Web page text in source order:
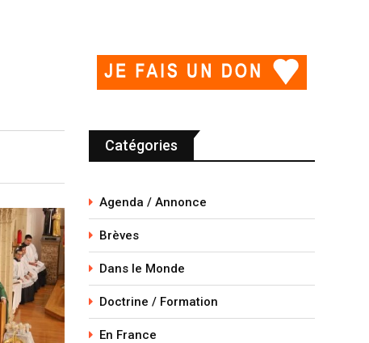
Catégories
Agenda / Annonce
Brèves
Dans le Monde
Doctrine / Formation
En France